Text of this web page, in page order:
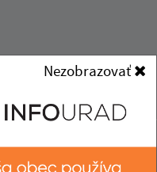
Nezobrazovať